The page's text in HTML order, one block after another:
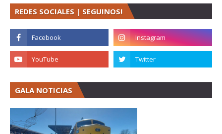
REDES SOCIALES | SEGUINOS!
GALA NOTICIAS